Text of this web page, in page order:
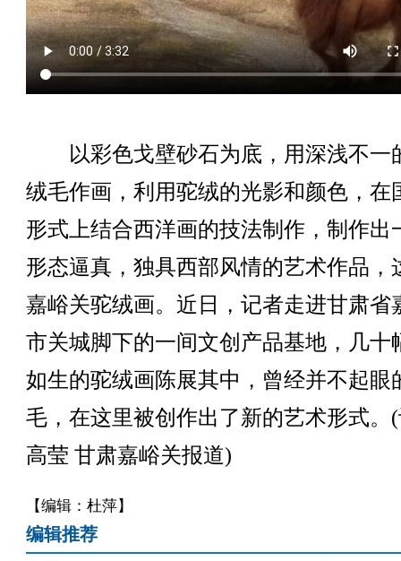
以彩色戈壁砂石为底，用深浅不一
绒毛作画，利用驼绒的光影和颜色，在
形式上结合西洋画的技法制作，制作出
形态逼真，独具西部风情的艺术作品，
嘉峪关驼绒画。近日，记者走进甘肃省
市关城脚下的一间文创产品基地，几十
如生的驼绒画陈展其中，曾经并不起眼
毛，在这里被创作出了新的艺术形式。
高莹 甘肃嘉峪关报道)
【编辑：杜萍】
编辑推荐